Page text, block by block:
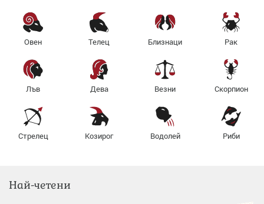
Овен Телец Близнаци Рак
Лъв Дева Везни Скорпион
Стрелец Козирог Водолей Риби
Най-четени